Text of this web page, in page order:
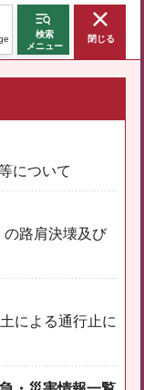
検索
メニュー
閉じる
について
の路肩決壊及び
による通行止に